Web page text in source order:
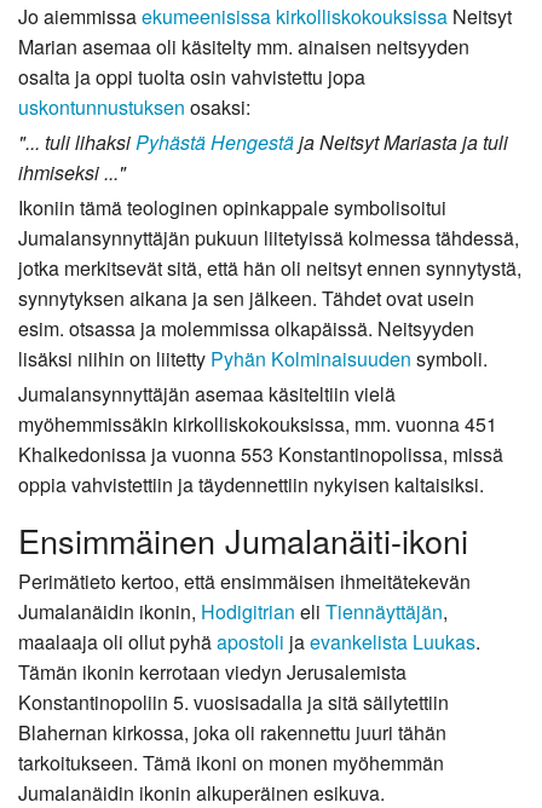
Jo aiemmissaekumeenisissa kirkolliskokouksissa Neitsyt
Marian asemaa oli käsitelty mm. ainaisen neitsyyden
osalta ja oppi tuolta osin vahvistettu jopa
uskontunnustuksen osaksi:
"... tuli lihaksi Pyhästä Hengestäja Neitsyt Mariasta ja tuli
ihmiseksi ..."
Ikoniin tämä teologinen opinkappale symbolisoitui
Jumalansynnyttäjän pukuun liitetyissä kolmessa tähdessä,
jotka merkitsevät sitä, että hän oli neitsyt ennen synnytystä,
synnytyksen aikana ja sen jälkeen. Tähdet ovat usein
esim. otsassa ja molemmissa olkapäissä. Neitsyyden
lisäksi niihin on liitetty Pyhän Kolminaisuuden symboli.
Jumalansynnyttäjän asemaa käsiteltiin vielä
myöhemmissäkin kirkolliskokouksissa, mm. vuonna 451
Khalkedonissa ja vuonna 553 Konstantinopolissa, missä
oppia vahvistettiin ja täydennettiin nykyisen kaltaisiksi.
Ensimmäinen Jumalanäiti-ikoni
Perimätieto kertoo, että ensimmäisen ihmeitätekevän
Jumalanäidin ikonin, Hodigitrian eli Tiennäyttäjän,
maalaaja oli ollut pyhäapostoli jaevankelista Luukas.
Tämän ikonin kerrotaan viedyn Jerusalemista
Konstantinopoliin 5. vuosisadalla ja sitä säilytettiin
Blahernan kirkossa, joka oli rakennettu juuri tähän
tarkoitukseen. Tämä ikoni on monen myöhemmän
Jumalanäidin ikonin alkuperäinen esikuva.